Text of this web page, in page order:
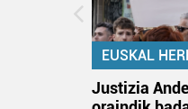
EUSKAL
Justizia